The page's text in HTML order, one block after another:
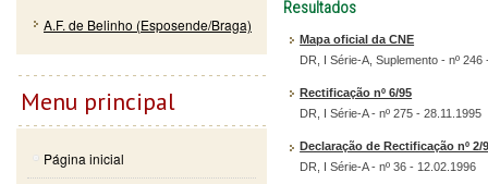
Resultados
Mapa oficial da CNE
DR, I Série-A, Suplemento - nº 246
Rectificação nº 6/95
DR, I Série-A - nº 275 - 28.11.1995
Declaração de Rectificação nº 2/
DR, I Série-A - nº 36 - 12.02.1996
A.F. de Belinho (Esposende/Braga)
Menu principal
Página inicial